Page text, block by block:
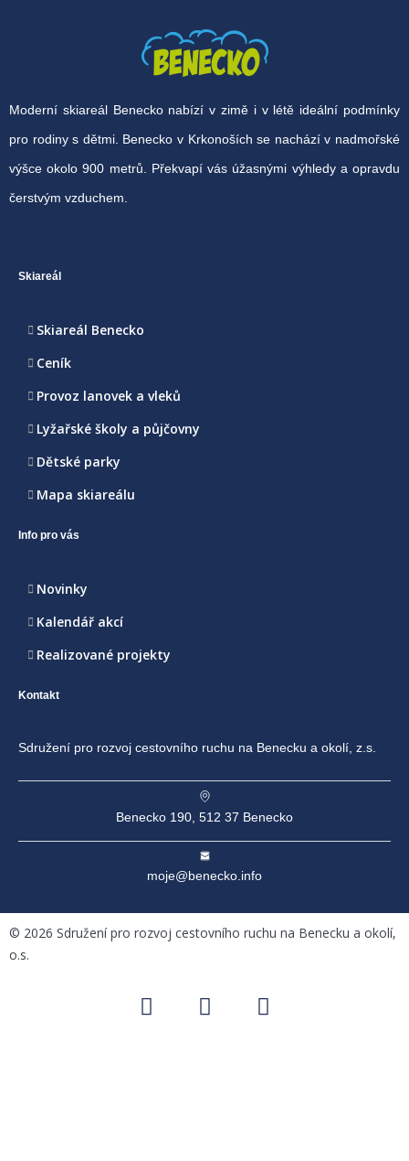
Moderní skiareál Benecko nabízí v zimě i v létě ideální podmínky
pro rodiny s dětmi. Benecko v Krkonoších se nachází v nadmořské
výšce okolo 900 metrů. Překvapí vás úžasnými výhledy a opravdu
čerstvým vzduchem.
Skiareál
Skiareál Benecko
Ceník
Provoz lanovek a vleků
Lyžařské školy a půjčovny
Dětské parky
Mapa skiareálu
Info pro vás
Novinky
Kalendář akcí
Realizované projekty
Kontakt
Sdružení pro rozvoj cestovního ruchu na Benecku a okolí, z.s.
Benecko 190, 512 37 Benecko
moje@benecko.info
© 2026 Sdružení pro rozvoj cestovního ruchu na Benecku a okolí,
o.s.